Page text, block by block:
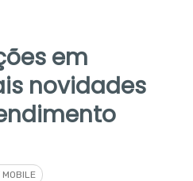
em
novidades
MOBILE